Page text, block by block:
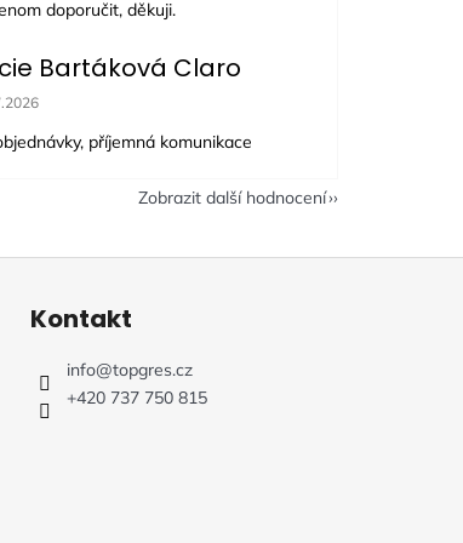
doporučit, děkuji.
Bartáková Claro
obchodu je 5 z 5 hvězdiček.
příjemná komunikace
Zobrazit další hodnocení
Kontakt
info@topgres.cz
+420 737 750 815